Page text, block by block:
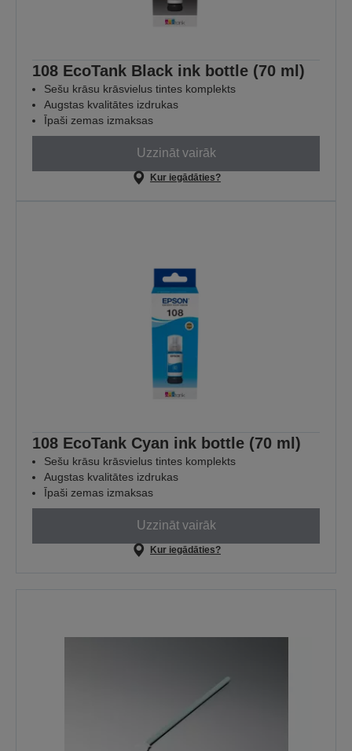
108 EcoTank Black ink bottle (70 ml)
Sešu krāsu krāsvielus tintes komplekts
Augstas kvalitātes izdrukas
Īpaši zemas izmaksas
Uzzināt vairāk
Kur iegādāties?
108 EcoTank Cyan ink bottle (70 ml)
Sešu krāsu krāsvielus tintes komplekts
Augstas kvalitātes izdrukas
Īpaši zemas izmaksas
Uzzināt vairāk
Kur iegādāties?